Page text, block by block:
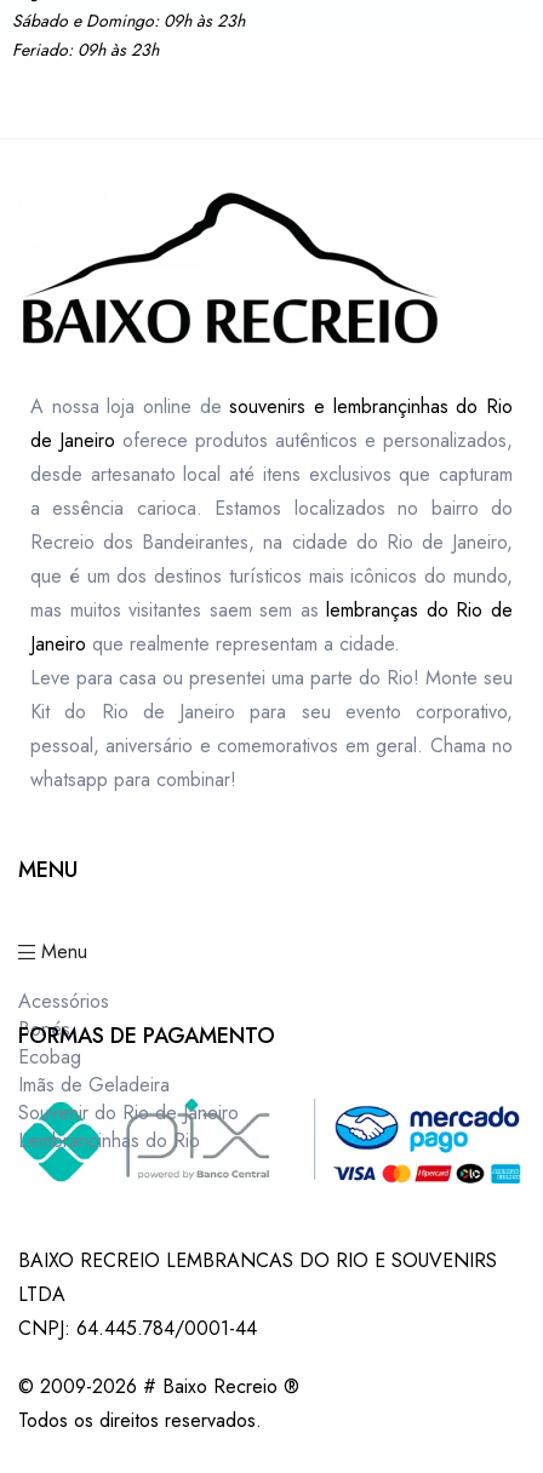
Sábado e Domingo: 09h às 23h
Feriado: 09h às 23h
A nossa loja online desouvenirs e lembrançinhas do Rio
de Janeiro oferece produtos autênticos e personalizados,
desde artesanato local até itens exclusivos que capturam
a essência carioca. Estamos localizados no bairro do
Recreio dos Bandeirantes, na cidade do Rio de Janeiro,
que é um dos destinos turísticos mais icônicos do mundo,
mas muitos visitantes saem sem aslembranças do Rio de
Janeiro que realmente representam a cidade.
Leve para casa ou presentei uma parte do Rio! Monte seu
Kit do Rio de Janeiro para seu evento corporativo,
pessoal, aniversário e comemorativos em geral. Chama no
whatsapp para combinar!
MENU
Menu
Acessórios
Bonés
Ecobag
Imãs de Geladeira
Souvenir do Rio de Janeiro
Lembrancinhas do Rio
FORMAS DE PAGAMENTO
BAIXO RECREIO LEMBRANCAS DO RIO E SOUVENIRS
LTDA
CNPJ: 64.445.784/0001-44
© 2009-2026 # Baixo Recreio ®
Todos os direitos reservados.